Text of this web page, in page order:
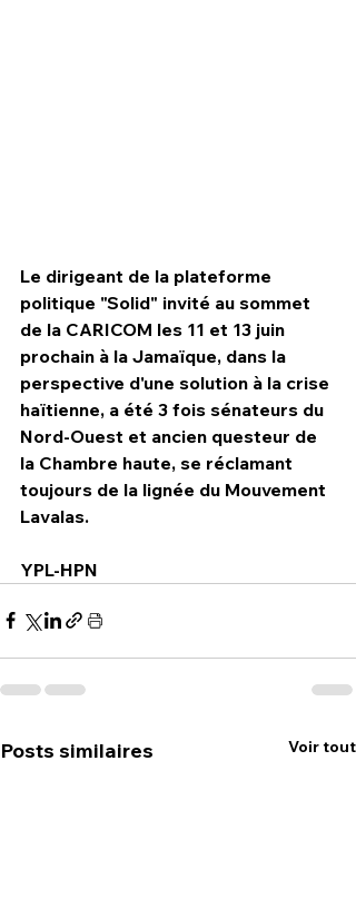
Le dirigeant de la plateforme
politique "Solid" invité au sommet
de la CARICOM les 11 et 13 juin
prochain à la Jamaïque, dans la
perspective d'une solution à la crise
haïtienne, a été 3 fois sénateurs du
Nord-Ouest et ancien questeur de
la Chambre haute, se réclamant
toujours de la lignée du Mouvement
Lavalas.
YPL-HPN
Posts similaires Voir tout